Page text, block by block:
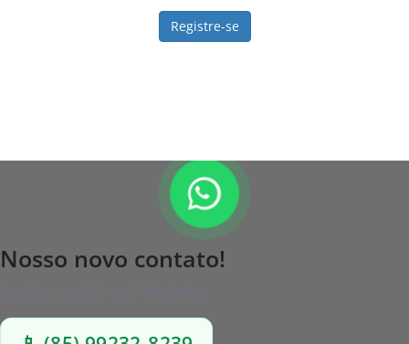
Nosso novo contato!